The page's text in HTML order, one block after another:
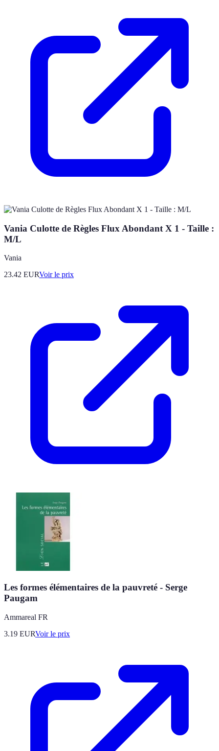
Vania Culotte de Règles Flux Abondant X 1 - Taille :
M/L
Vania
23.42 EURVoir le prix
Les formes élémentaires de la pauvreté - Serge
Paugam
Ammareal FR
3.19 EURVoir le prix